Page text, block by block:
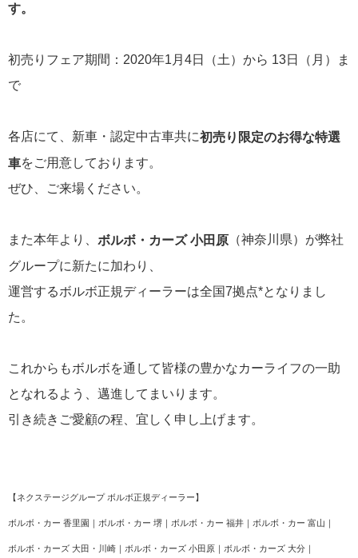
す。
初売りフェア期間：2020年1月4日（土）から 13日（月）ま
で
各店にて、新車・認定中古車共に初売り限定のお得な特選
車をご用意しております。
ぜひ、ご来場ください。
また本年より、 ボルボ・カーズ 小田原 （神奈川県）が弊社
グループに新たに加わり、
運営するボルボ正規ディーラーは全国7拠点*となりまし
た。
これからもボルボを通して皆様の豊かなカーライフの一助
となれるよう、邁進してまいります。
引き続きご愛顧の程、宜しく申し上げます。
【ネクステージグループ ボルボ正規ディーラー】
ボルボ・カー 香里園｜ボルボ・カー 堺｜ボルボ・カー 福井｜ボルボ・カー 富山｜
ボルボ・カーズ 大田・川崎｜ボルボ・カーズ 小田原｜ボルボ・カーズ 大分｜